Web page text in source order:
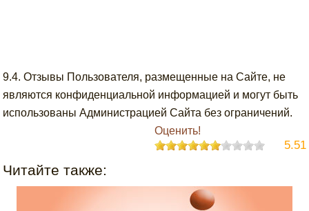
9.4. Отзывы Пользователя, размещенные на Сайте, не
являются конфиденциальной информацией и могут быть
использованы Администрацией Сайта без ограничений.
Оценить!
5.51
Читайте также: